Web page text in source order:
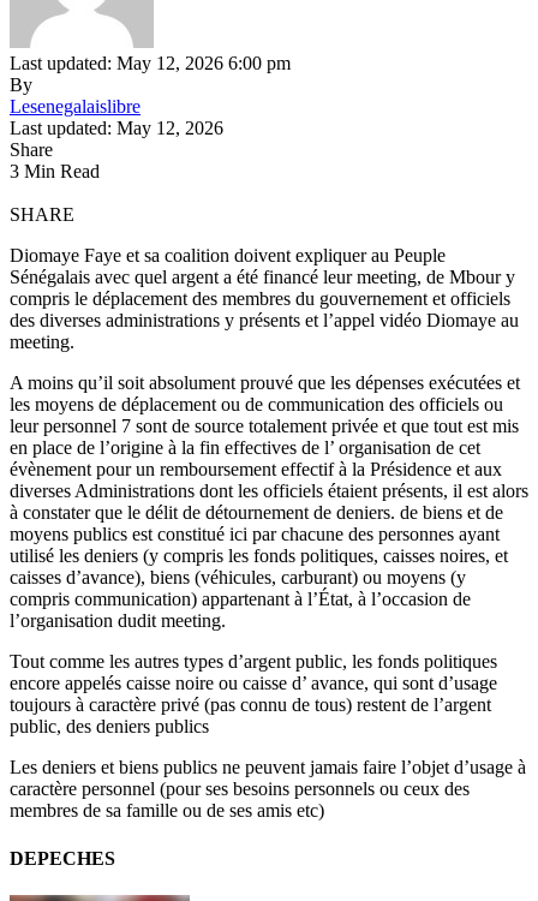
Last updated: May 12, 2026 6:00 pm
By
Lesenegalaislibre
Last updated: May 12, 2026
Share
3 Min Read
SHARE
Diomaye Faye et sa coalition doivent expliquer au Peuple
Sénégalais avec quel argent a été financé leur meeting, de Mbour y
compris le déplacement des membres du gouvernement et officiels
des diverses administrations y présents et l’appel vidéo Diomaye au
meeting.
A moins qu’il soit absolument prouvé que les dépenses exécutées et
les moyens de déplacement ou de communication des officiels ou
leur personnel 7 sont de source totalement privée et que tout est mis
en place de l’origine à la fin effectives de l’ organisation de cet
évènement pour un remboursement effectif à la Présidence et aux
diverses Administrations dont les officiels étaient présents, il est alors
à constater que le délit de détournement de deniers. de biens et de
moyens publics est constitué ici par chacune des personnes ayant
utilisé les deniers (y compris les fonds politiques, caisses noires, et
caisses d’avance), biens (véhicules, carburant) ou moyens (y
compris communication) appartenant à l’État, à l’occasion de
l’organisation dudit meeting.
Tout comme les autres types d’argent public, les fonds politiques
encore appelés caisse noire ou caisse d’ avance, qui sont d’usage
toujours à caractère privé (pas connu de tous) restent de l’argent
public, des deniers publics
Les deniers et biens publics ne peuvent jamais faire l’objet d’usage à
caractère personnel (pour ses besoins personnels ou ceux des
membres de sa famille ou de ses amis etc)
DEPECHES